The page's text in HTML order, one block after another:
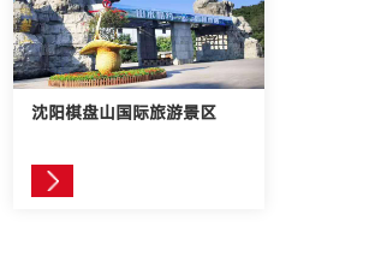
沈阳棋盘山国际旅游景区